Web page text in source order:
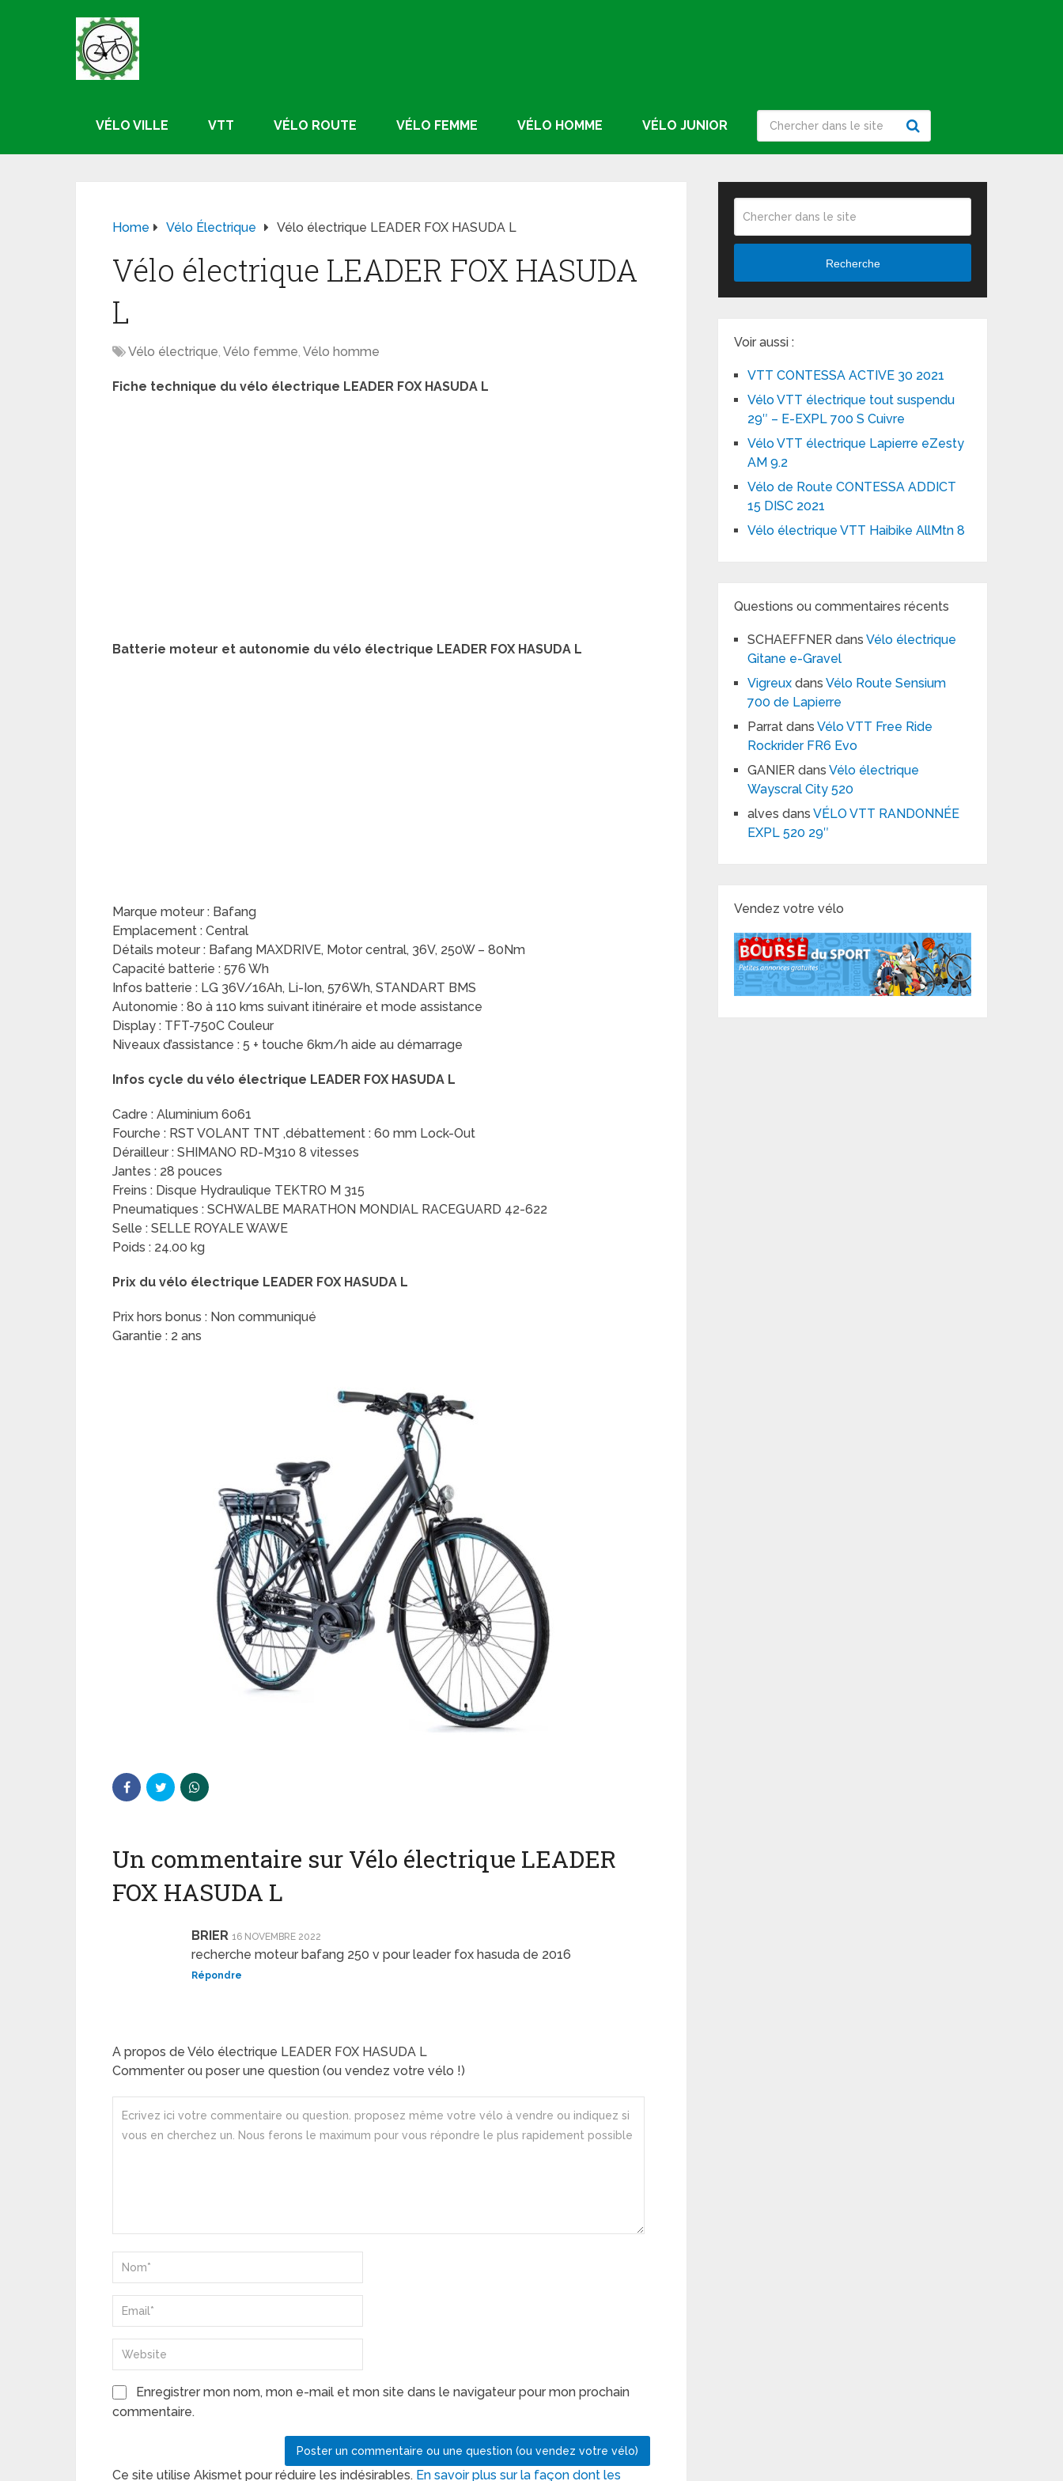
VÉLO VILLE VTT VÉLO ROUTE VÉLO FEMME VÉLO HOMME VÉLO JUNIOR
Home Vélo Électrique Vélo électrique LEADER FOX HASUDA L
Vélo électrique LEADER FOX HASUDA
L
Vélo électrique, Vélo femme, Vélo homme
Fiche technique du vélo électrique LEADER FOX HASUDA L
Batterie moteur et autonomie du vélo électrique LEADER FOX HASUDA L
Marque moteur : Bafang
Emplacement : Central
Détails moteur : Bafang MAXDRIVE, Motor central, 36V, 250W – 80Nm
Capacité batterie : 576 Wh
Infos batterie : LG 36V/16Ah, Li-Ion, 576Wh, STANDART BMS
Autonomie : 80 à 110 kms suivant itinéraire et mode assistance
Display : TFT-750C Couleur
Niveaux d’assistance : 5 + touche 6km/h aide au démarrage
Infos cycle du vélo électrique LEADER FOX HASUDA L
Cadre : Aluminium 6061
Fourche : RST VOLANT TNT ,débattement : 60 mm Lock-Out
Dérailleur : SHIMANO RD-M310 8 vitesses
Jantes : 28 pouces
Freins : Disque Hydraulique TEKTRO M 315
Pneumatiques : SCHWALBE MARATHON MONDIAL RACEGUARD 42-622
Selle : SELLE ROYALE WAWE
Poids : 24.00 kg
Prix du vélo électrique LEADER FOX HASUDA L
Prix hors bonus : Non communiqué
Garantie : 2 ans
Un commentaire sur Vélo électrique LEADER
FOX HASUDA L
BRIER 16 NOVEMBRE 2022
recherche moteur bafang 250 v pour leader fox hasuda de 2016
Répondre
A propos de Vélo électrique LEADER FOX HASUDA L
Commenter ou poser une question (ou vendez votre vélo !)
Enregistrer mon nom, mon e-mail et mon site dans le navigateur pour mon prochain
commentaire.
Ce site utilise Akismet pour réduire les indésirables. En savoir plus sur la façon dont les
Recherche
Voir aussi :
VTT CONTESSA ACTIVE 30 2021
Vélo VTT électrique tout suspendu
29″ – E-EXPL 700 S Cuivre
Vélo VTT électrique Lapierre eZesty
AM 9.2
Vélo de Route CONTESSA ADDICT
15 DISC 2021
Vélo électrique VTT Haibike AllMtn 8
Questions ou commentaires récents
SCHAEFFNER dansVélo électrique
Gitane e-Gravel
Vigreux dansVélo Route Sensium
700 de Lapierre
Parrat dansVélo VTT Free Ride
Rockrider FR6 Evo
GANIER dansVélo électrique
Wayscral City 520
alves dansVÉLO VTT RANDONNÉE
EXPL 520 29″
Vendez votre vélo